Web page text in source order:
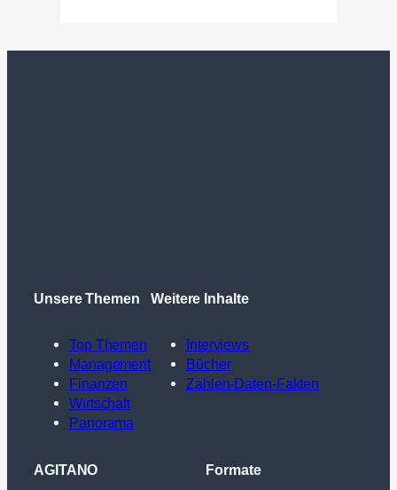
Unsere Themen
Top Themen
Management
Finanzen
Wirtschaft
Panorama
Weitere Inhalte
Interviews
Bücher
Zahlen-Daten-Fakten
AGITANO Formate